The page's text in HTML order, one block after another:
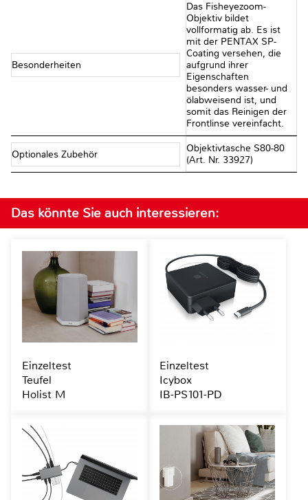
Besonderheiten
Das Fisheyezoom-
Objektiv bildet
vollformatig ab. Es ist
mit der PENTAX SP-
Coating versehen, die
aufgrund ihrer
Eigenschaften
besonders wasser- und
ölabweisend ist, und
somit das Reinigen der
Frontlinse vereinfacht.
Optionales Zubehör
Objektivtasche S80-80
(Art. Nr. 33927)
Das könnte Sie auch interessieren:
Einzeltest
Teufel
Holist M
Einzeltest
Icybox
IB-PS101-PD